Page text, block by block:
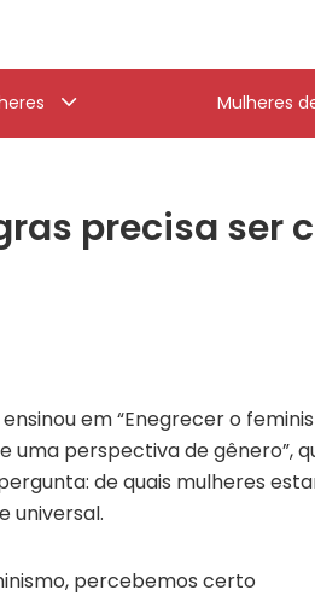
Mulheres
precisa ser
em “Enegrecer o
uma perspectiva de gênero”,
de quais mulheres
universal.
percebemos certo